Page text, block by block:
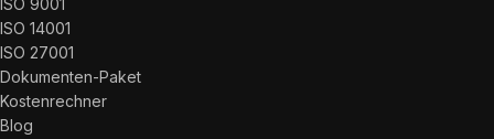
ISO 9001
ISO 14001
ISO 27001
Dokumenten-Paket
Kostenrechner
Blog